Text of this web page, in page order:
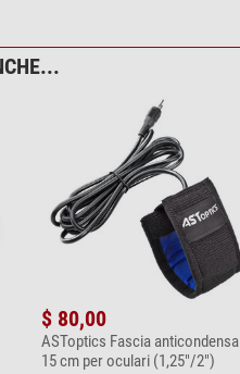
$ 80,00
ASToptics Fascia anticondensa
15 cm per oculari (1,25"/2")